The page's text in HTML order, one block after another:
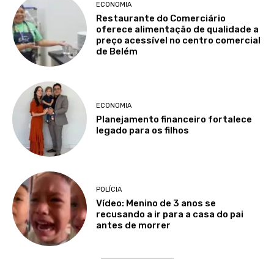
ECONOMIA
Restaurante do Comerciário
oferece alimentação de qualidade a
preço acessível no centro comercial
de Belém
ECONOMIA
Planejamento financeiro fortalece
legado para os filhos
POLÍCIA
Vídeo: Menino de 3 anos se
recusando a ir para a casa do pai
antes de morrer